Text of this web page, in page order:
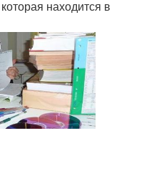
находится в